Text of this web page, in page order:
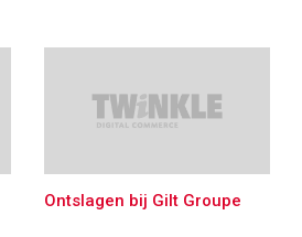
Ontslagen bij Gilt Groupe